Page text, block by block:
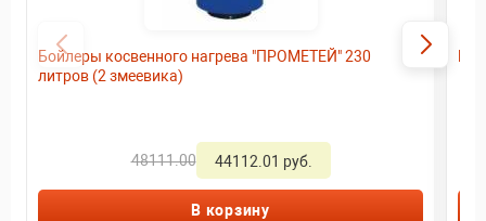
Бойлеры косвенного нагрева "ПРОМЕТЕЙ" 230
литров (2 змеевика)
48111.00 44112.01 руб.
В корзину